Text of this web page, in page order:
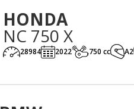
HONDA
NC 750 X
28984 2022 750 cc A2